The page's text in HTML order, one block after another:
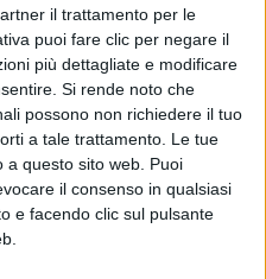
il trattamento per le
puoi fare clic per negare il
più dettagliate e modificare
Si rende noto che
possono non richiedere il tuo
a tale trattamento. Le tue
a questo sito web. Puoi
il consenso in qualsiasi
e facendo clic sul pulsante